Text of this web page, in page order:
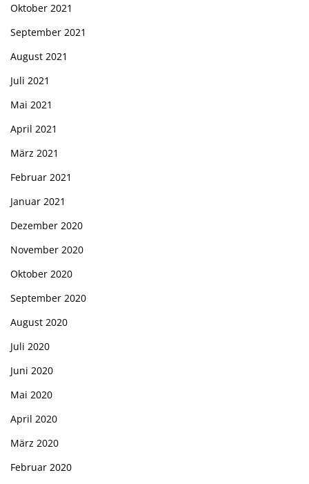
Oktober 2021
September 2021
August 2021
Juli 2021
Mai 2021
April 2021
März 2021
Februar 2021
Januar 2021
Dezember 2020
November 2020
Oktober 2020
September 2020
August 2020
Juli 2020
Juni 2020
Mai 2020
April 2020
März 2020
Februar 2020